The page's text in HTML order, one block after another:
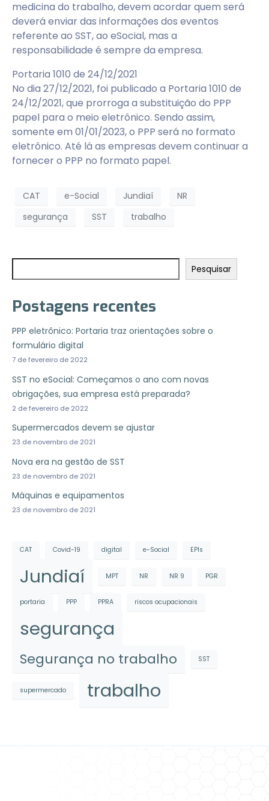
medicina do trabalho, devem acordar quem será
deverá enviar das informações dos eventos
referente ao SST, ao eSocial, mas a
responsabilidade é sempre da empresa.
Portaria 1010 de 24/12/2021
No dia 27/12/2021, foi publicado a Portaria 1010 de
24/12/2021, que prorroga a substituição do PPP
papel para o meio eletrônico. Sendo assim,
somente em 01/01/2023, o PPP será no formato
eletrônico. Até lá as empresas devem continuar a
fornecer o PPP no formato papel.
CAT e-Social Jundiaí
NR
segurança
SST trabalho
Pesquisar
Postagens recentes
PPP eletrônico: Portaria traz orientações sobre o
formulário digital
7 de fevereiro de 2022
SST no eSocial: Começamos o ano com novas
obrigações, sua empresa está preparada?
2 de fevereiro de 2022
Supermercados devem se ajustar
23 de novembro de 2021
Nova era na gestão de SST
23 de novembro de 2021
Máquinas e equipamentos
23 de novembro de 2021
CAT Covid-19 digital e-Social EPIs
Jundiaí MPT NR NR 9 PGR
portaria PPP PPRA riscos ocupacionais
segurança
Segurança no trabalho SST
supermercado trabalho